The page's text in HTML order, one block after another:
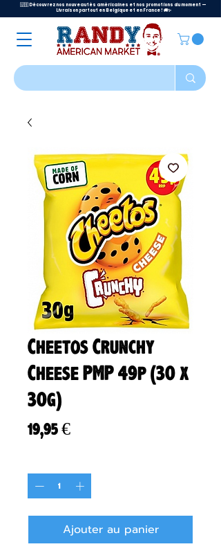
🇺🇸 Découvrez nos nouveautés américaines et nos promotions du moment —
Livraison partout en Belgique et en France ! 🚚✨
Cheetos Crunchy
Cheese PMP 49p (30 x
30g)
19,95 €Prix
Ajouter au panier